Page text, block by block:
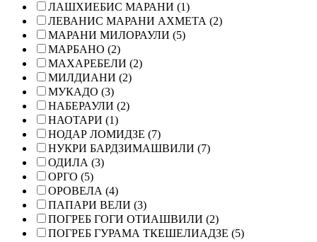
ЛАШХИЕБИС МАРАНИ (1)
ЛЕВАНИС МАРАНИ АХМЕТА (2)
МАРАНИ МИЛОРАУЛИ (5)
МАРБАНО (2)
МАХАРЕБЕЛИ (2)
МИЛДИАНИ (2)
МУКАДО (3)
НАБЕРАУЛИ (2)
НАОТАРИ (1)
НОДАР ЛОМИДЗЕ (7)
НУКРИ БАРДЗИМАШВИЛИ (7)
ОДИЛА (3)
ОРГО (5)
ОРОВЕЛА (4)
ПАПАРИ ВЕЛИ (3)
ПОГРЕБ ГОГИ ОТИАШВИЛИ (2)
ПОГРЕБ ГУРАМА ТКЕШЕЛИАДЗЕ (5)